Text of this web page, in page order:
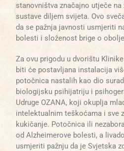
stanovništva značajno utječe na
sustave diljem svijeta. Ovo
da se pažnja javnosti usmjeriti
bolesti i složenost brige o
Za ovu prigodu u dvorištu
biti će postavljana instalacija
potočnica nastalih kao dio
biologijsku psihijatriju i
Udruge OZANA, koji okuplja
intelektualnim teškoćama i sve
kukičanje. Potočnica ili
od Alzheimerove bolesti, a
usmjeriti pažnju da je Svjetska